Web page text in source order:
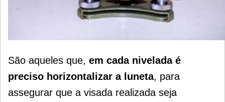
São aqueles que, em cada nivelada é
preciso horizontalizar a luneta, para
assegurar que a visada realizada seja